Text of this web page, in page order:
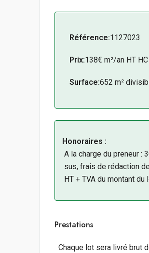
Référence:1127023
Prix:138€ m²/an HT HC
Surface:652 m²
Honoraires :
A la charge du preneur :
sus, frais de rédaction
HT + TVA du montant du
Prestations
Chaque lot sera livré brut